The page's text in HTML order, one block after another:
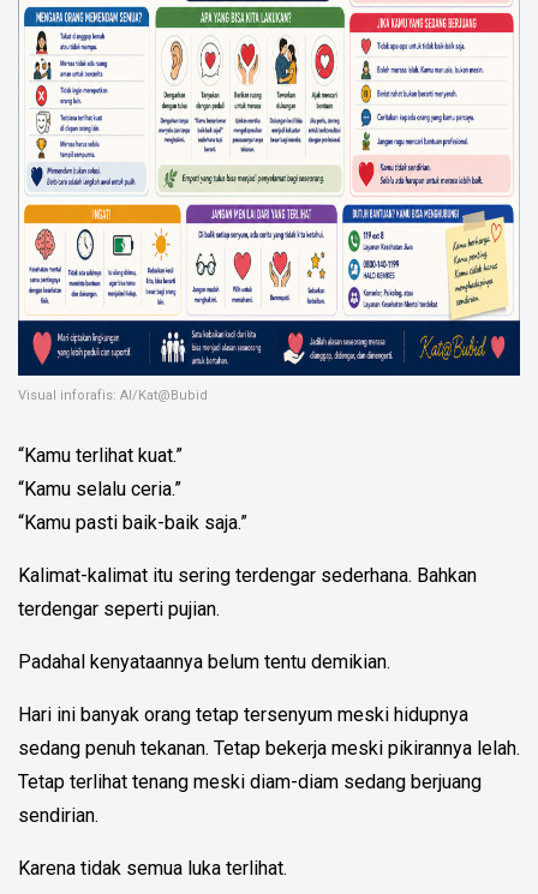
Visual inforafis: AI/Kat@Bubid
“Kamu terlihat kuat.”
“Kamu selalu ceria.”
“Kamu pasti baik-baik saja.”
Kalimat-kalimat itu sering terdengar sederhana. Bahkan
terdengar seperti pujian.
Padahal kenyataannya belum tentu demikian.
Hari ini banyak orang tetap tersenyum meski hidupnya
sedang penuh tekanan. Tetap bekerja meski pikirannya lelah.
Tetap terlihat tenang meski diam-diam sedang berjuang
sendirian.
Karena tidak semua luka terlihat.